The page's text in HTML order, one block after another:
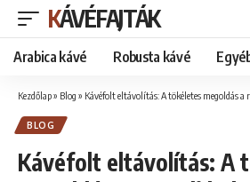
KÁVÉFAJTÁK
Arabica kávé Robusta kávé
Kezdőlap» Blog » Kávéfolt eltávolítás: A tökéletes megoldás a
BLOG
Kávéfolt eltávolítás: A